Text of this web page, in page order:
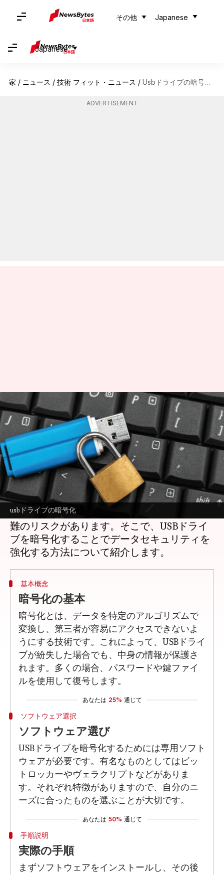
その他 Japanese
Japanese
家 / ニュース / 技術 フィット・ニュース / Usbドライブの暗号化でデータを守る方法
ADVERTISEMENT
usbドライブの暗号化
Usbドライブの暗号化でデータ
を守る方法
著者 Keito Komeda Jun 11, 2026 03:43 pm
どんな話なの
デジタル時代において、個人情報や重要なデ
ータを守ることは非常に重要です。特にUSB
ドライブは持ち運びが便利なため、紛失や盗
難のリスクがあります。そこで、USBドライ
ブを暗号化することでデータセキュリティを
基本概念
暗号化の基本
暗号化とは、データを特定のアルゴリズムで
変換し、第三者が容易にアクセスできないよ
うにする技術です。これによって、USBドライ
ブが紛失した場合でも、中身の情報が保護さ
れます。多くの場合、パスワードや鍵ファイ
ルを使用して復号します。
あなたは 25% 通じて
ソフトウェア選択
ソフトウェア選び
USBドライブを暗号化するためには専用ソフト
ウェアが必要です。有名なものとしてはビッ
トロッカーやヴェラクリプトなどがありま
す。それぞれ特徴がありますので、自分のニ
ーズに合ったものを選ぶことが大切です。
あなたは 50% 通じて
手順説明
実際の手順
まずソフトウェアをインストールし、その後